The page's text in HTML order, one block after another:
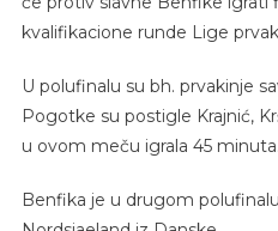
kvalifikacione runde Lige
U polufinalu su bh. prvakinje
Pogotke su postigle Krajnić,
u ovom meču igrala 45 minuta.
Benfika je u drugom polufinalu